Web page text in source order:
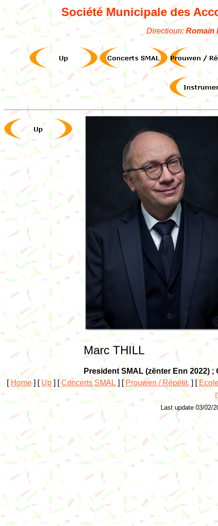
Société Municipale des
Directioun:Romain
Marc THILL
President SMAL (zënter Enn 2022) ;
[ Home] [ Up] [Concerts SMAL ] [Prouwen / Répétit. ] [
Last update 03/02/